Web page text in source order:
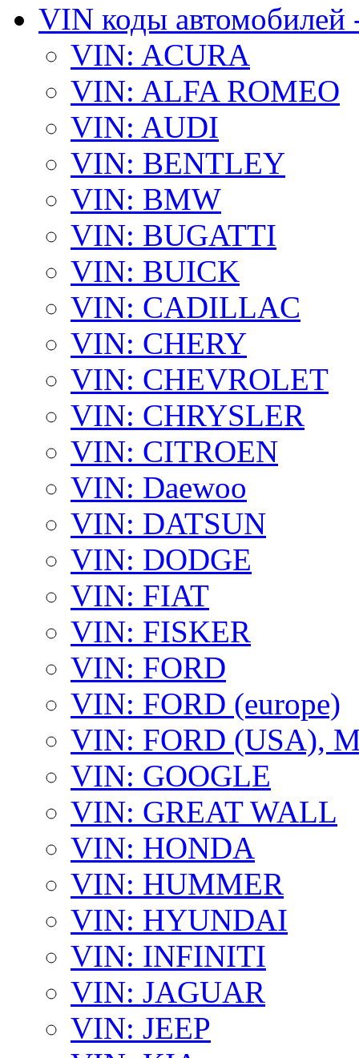
VIN коды автомобилей
VIN: ACURA
VIN: ALFA ROMEO
VIN: AUDI
VIN: BENTLEY
VIN: BMW
VIN: BUGATTI
VIN: BUICK
VIN: CADILLAC
VIN: CHERY
VIN: CHEVROLET
VIN: CHRYSLER
VIN: CITROEN
VIN: Daewoo
VIN: DATSUN
VIN: DODGE
VIN: FIAT
VIN: FISKER
VIN: FORD
VIN: FORD (europe)
VIN: FORD (USA),
VIN: GOOGLE
VIN: GREAT WALL
VIN: HONDA
VIN: HUMMER
VIN: HYUNDAI
VIN: INFINITI
VIN: JAGUAR
VIN: JEEP